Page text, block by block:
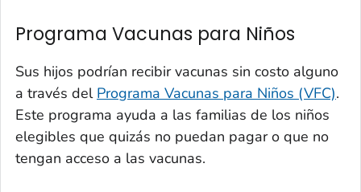
Programa Vacunas para Niños
Sus hijos podrían recibir vacunas sin costo alguno
a través del Programa Vacunas para Niños (VFC).
Este programa ayuda a las familias de los niños
elegibles que quizás no puedan pagar o que no
tengan acceso a las vacunas.